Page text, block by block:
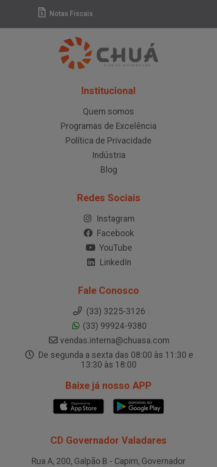
Notas Fiscais
Institucional
Quem somos
Programas de Excelência
Política de Privacidade
Indústria
Blog
Redes Sociais
Instagram
Facebook
YouTube
LinkedIn
Fale Conosco
(33) 3225-3126
(33) 99924-9380
vendas.interna@chuasa.com
De segunda a sexta das 08:00 às 11:30 e
13:30 às 18:00
Baixe já nosso APP
CD Governador Valadares
Rua A, 200, Galpão B - Capim, Governador